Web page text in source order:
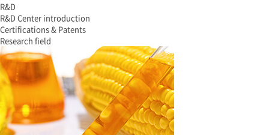
R&D
R&D Center introduction
Certifications & Patents
Research field